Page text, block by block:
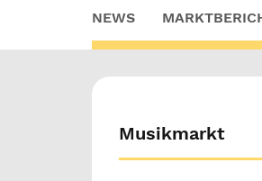
to
main
NEWS
Musikmarkt